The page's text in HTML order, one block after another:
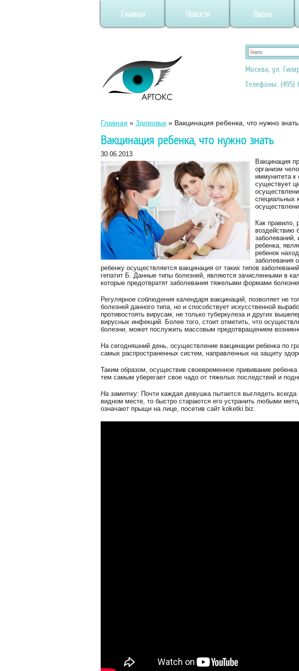
Главная Новости Видео
Москва, ул.
Телефоны: (495)
Главная » Здоровье » Вакцинация ребенка, что нужно знать
Вакцинация ребенка, что нужно знать
30.06.2013
Вакцинация
организм
иммунитета к
существует
специальных
Как правило,
воздействию
заболеваний,
ребенка,
ребенок
заболевания
ребенку осуществляется вакцинация от таких типов
гепатит Б. Данные типы болезней, являются зачисленными в
которые предотвратят заболевания тяжелыми формами
Регулярное соблюдения календаря вакцинаций, позволяет не
болезней данного типа, но и способствует искусственной
противостоять вирусам, не только туберкулеза и других
вирусных инфекций. Более того, стоит отметить, что
болезни, может послужить массовым предотвращением
На сегодняшний день, осуществление вакцинации ребенка по
самых распространенных систем, направленных на защиту
Таким образом, осуществив своевременное прививание
тем самым уберегает свое чадо от тяжелых последствий и
На заметку: Почти каждая девушка пытается выглядеть
видном месте, то быстро стараются его устранить любыми
означают прыщи на лице, посетив сайт koketki.biz.